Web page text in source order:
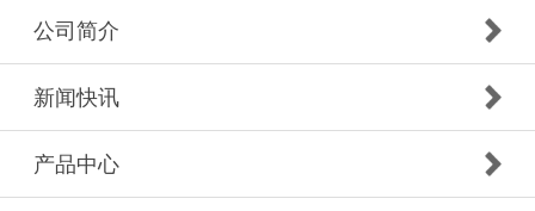
公司简介
新闻快讯
产品中心